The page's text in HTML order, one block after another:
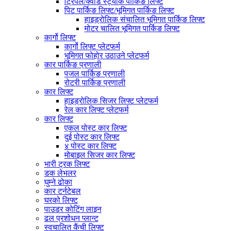
पिट पार्किङ लिफ्ट/भूमिगत पार्किङ लिफ्ट
हाइड्रोलिक संचालित भूमिगत पार्किङ लिफ्ट
मोटर चालित भूमिगत पार्किङ लिफ्ट
कार्गो लिफ्ट
कार्गो लिफ्ट प्लेटफर्म
भूमिगत फोहोर उठाउने प्लेटफर्म
कार पार्किङ प्रणाली
पजल पार्किङ प्रणाली
रोटरी पार्किङ प्रणाली
कार लिफ्ट
हाइड्रोलिक सिजर लिफ्ट प्लेटफर्म
रेल कार लिफ्ट प्लेटफर्म
कार लिफ्ट
एकल पोस्ट कार लिफ्ट
दुई पोस्ट कार लिफ्ट
४ पोस्ट कार लिफ्ट
मोबाइल सिजर कार लिफ्ट
भारी ट्रक लिफ्ट
डक लेभलर
घुम्ने ढोका
कार टर्नटेबल
घरको लिफ्ट
पाउडर कोटिंग लाइन
ढल प्रशोधन प्लान्ट
स्वचालित कैंची लिफ्ट